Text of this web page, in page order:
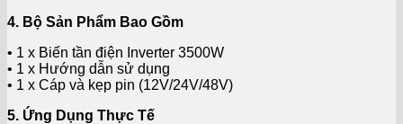
4. Bộ Sản Phẩm Bao Gồm
• 1 x Biến tần điện Inverter 3500W
• 1 x Hướng dẫn sử dụng
• 1 x Cáp và kẹp pin (12V/24V/48V)
5. Ứng Dụng Thực Tế